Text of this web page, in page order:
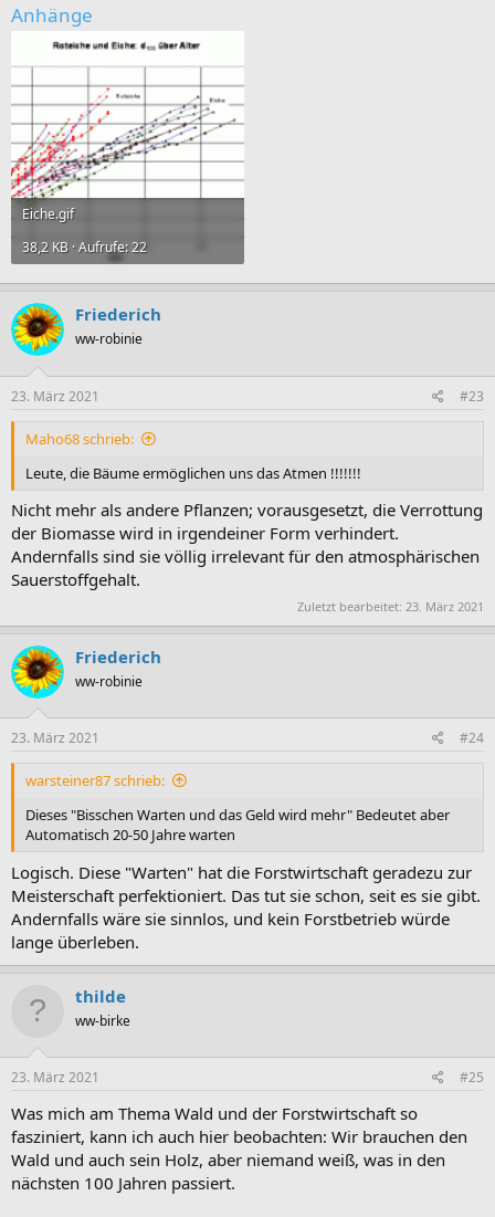
Anhänge
Eiche.gif
38,2 KB · Aufrufe: 22
Friederich
ww-robinie
23. März 2021 #23
Maho68 schrieb:
Leute, die Bäume ermöglichen uns das Atmen !!!!!!!
Nicht mehr als andere Pflanzen; vorausgesetzt, die Verrottung
der Biomasse wird in irgendeiner Form verhindert.
Andernfalls sind sie völlig irrelevant für den atmosphärischen
Sauerstoffgehalt.
Zuletzt bearbeitet: 23. März 2021
Friederich
ww-robinie
23. März 2021 #24
warsteiner87 schrieb:
Dieses "Bisschen Warten und das Geld wird mehr" Bedeutet aber
Automatisch 20-50 Jahre warten
Logisch. Diese "Warten" hat die Forstwirtschaft geradezu zur
Meisterschaft perfektioniert. Das tut sie schon, seit es sie gibt.
Andernfalls wäre sie sinnlos, und kein Forstbetrieb würde
lange überleben.
thilde
ww-birke
23. März 2021 #25
Was mich am Thema Wald und der Forstwirtschaft so
fasziniert, kann ich auch hier beobachten: Wir brauchen den
Wald und auch sein Holz, aber niemand weiß, was in den
nächsten 100 Jahren passiert.